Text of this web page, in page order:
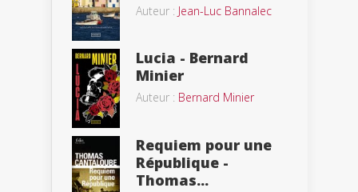
Auteur : Jean-Luc Bannalec
Lucia - Bernard
Minier
Auteur : Bernard Minier
Requiem pour une
République -
Thomas...